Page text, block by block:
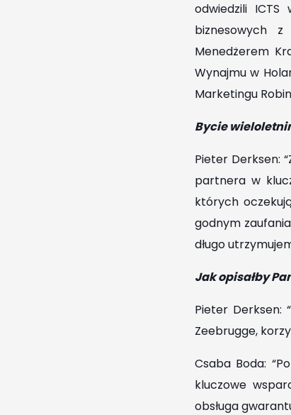
odwiedzili
biznesowych z
Menedżerem
Wynajmu w
Marketingu
Bycie
Pieter Derksen:
partnera w
których
godnym
długo
Jak opisałby
Pieter Derksen:
Zeebrugge,
Csaba Boda:
kluczowe
obsługa